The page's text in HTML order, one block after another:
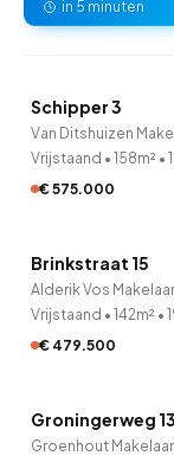
in 5 minuten
Onder bod
Schipper 3
Van Ditshuizen
Vrijstaand • 158m² •
€ 575.000
Verkocht onder
Brinkstraat 15
Alderik Vos
Vrijstaand • 142m² •
€ 479.500
Groningerweg
Groenhout